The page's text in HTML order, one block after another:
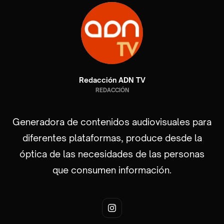
Redacción ADN TV
REDACCIÓN
Generadora de contenidos audiovisuales para
diferentes plataformas, produce desde la
óptica de las necesidades de las personas
que consumen información.